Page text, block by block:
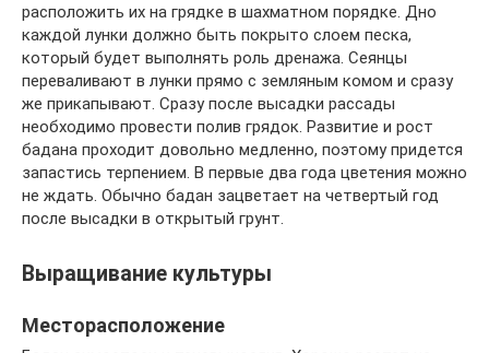
расположить их на грядке в шахматном порядке. Дно
каждой лунки должно быть покрыто слоем песка,
который будет выполнять роль дренажа. Сеянцы
переваливают в лунки прямо с земляным комом и сразу
же прикапывают. Сразу после высадки рассады
необходимо провести полив грядок. Развитие и рост
бадана проходит довольно медленно, поэтому придется
запастись терпением. В первые два года цветения можно
не ждать. Обычно бадан зацветает на четвертый год
после высадки в открытый грунт.
Выращивание культуры
Месторасположение